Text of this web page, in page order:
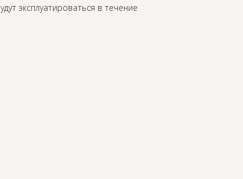
эксплуатироваться в течение